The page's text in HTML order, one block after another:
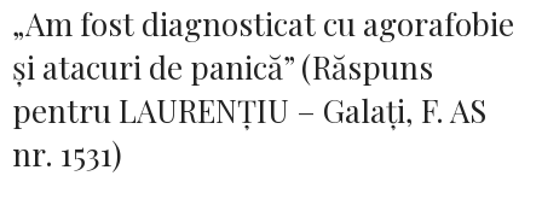
„Am fost diagnosticat cu agorafobie
și atacuri de panică” (Răspuns
pentru LAURENȚIU – Galați, F. AS
nr. 1531)